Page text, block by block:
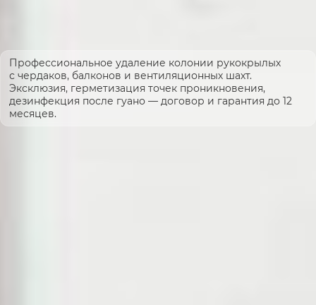
Профессиональное удаление колонии рукокрылых
с чердаков, балконов и вентиляционных шахт.
Эксклюзия, герметизация точек проникновения,
дезинфекция после гуано — договор и гарантия до 12
месяцев.